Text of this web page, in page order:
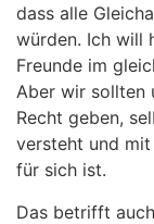
dass alle
würden. Ich will
Freunde im
Aber wir sollten
Recht geben,
versteht und
für sich ist.
Das betrifft